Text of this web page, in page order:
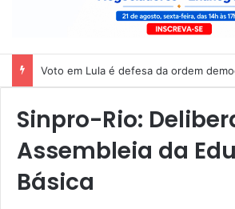
Voto em Lula é defesa da ordem
Sinpro-Rio:
Assembleia da
Básica